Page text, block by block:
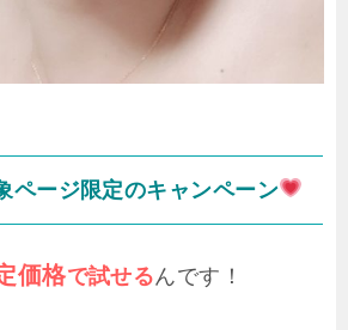
ページ限定のキャンペーン
価格で試せるんです！